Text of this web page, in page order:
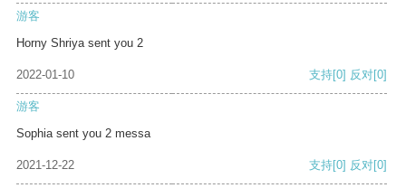
游客
Horny Shriya sent you 2
2022-01-10 支持[0] 反对[0]
游客
Sophia sent you 2 messa
2021-12-22 支持[0] 反对[0]